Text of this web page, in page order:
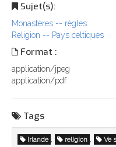
Sujet(s):
Monastères -- règles
Religion -- Pays celtiques
Format :
application/jpeg
application/pdf
Tags
Irlande , religion , Ve